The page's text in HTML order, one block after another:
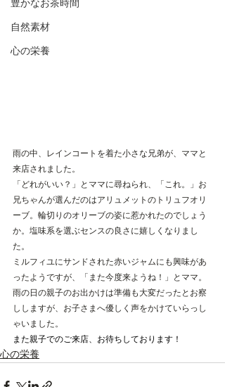
豊かなお茶時間
自然素材
心の栄養
雨の中、レインコートを着た小さな兄弟が、ママと
来店されました。
「どれがいい？」とママに尋ねられ、「これ。」お
兄ちゃんが選んだのはアリュメットのトリュフオリ
ーブ。輪切りのオリーブの姿に惹かれたのでしょう
か。塩味系を選ぶセンスの良さに嬉しくなりまし
た。
ミルフィユにサンドされた赤いジャムにも興味があ
ったようですが、「また今度来ようね！」とママ。
雨の日の親子のお出かけは準備も大変だったとお察
ししますが、お子さまへ優しく声をかけていらっし
ゃいました。
また親子でのご来店、お待ちしております！
心の栄養